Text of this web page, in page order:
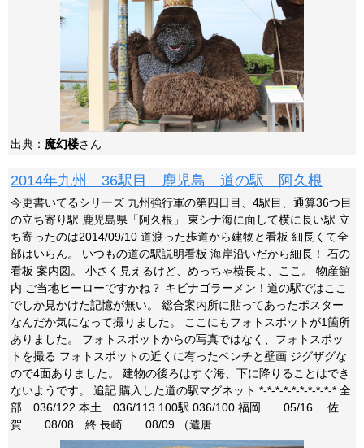
出典： 魔幻楼さん
2014年九州 36駅目 鹿児島 道の駅 阿久根
今更書いてるシリーズ 九州強行軍の第四日目、4駅目、通算36つ目
の立ち寄り駅 鹿児島県「阿久根」 東シナ海に面して横に長い駅 立
ち寄ったのは2014/09/10 道渡った歩道から建物と看板 細長くて全
部はいらん。 いつもの道の駅説明看板 海岸沿いだから細長！ 石の
看板 案内図。 小さく見えるけど、めっちゃ横長よ、ここ。 物産館
内 ご当地ヒーローですかね？ キビナゴラーメン！道の駅ではここ
でしか見かけた記憶が無い。 総合案内所に貼ってあったポスター
なんだか気になって撮りました。 ここにもフォトスポットが1箇所
ありました。 フォトスポットからの写真ではなく、フォトスポッ
トを撮る フォトスポットの近くに有ったベンチと壁画 ジグザグな
ので4面ありました。 建物の後ろはすぐ海、下に降りることはでき
ないようです。 追記 購入した道の駅マグネット *-*-*-*-*-*-*-*-*-* 全
部 036/122 本土 036/113 100駅 036/100 福岡 05/16 佐
賀 08/08 終 長崎 08/09 （遣唐 ...